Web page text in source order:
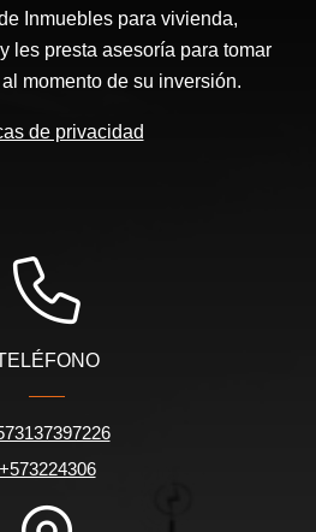
Inmuebles para vivienda,
les presta asesoría para tomar
momento de su inversión.
de privacidad
+573224306